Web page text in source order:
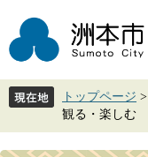
ジ
先
ュ
を
トップページ >
観る・楽しむ